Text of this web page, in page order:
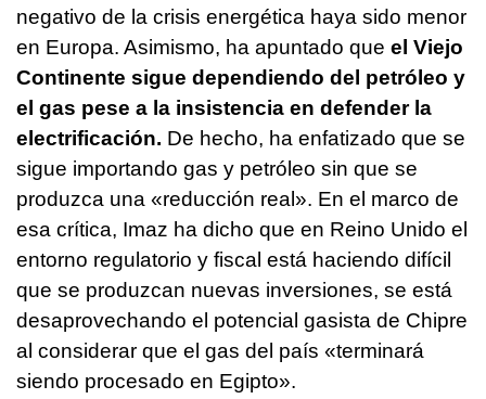
negativo de la crisis energética haya sido menor
en Europa. Asimismo, ha apuntado que el Viejo
Continente sigue dependiendo del petróleo y
el gas pese a la insistencia en defender la
electrificación. De hecho, ha enfatizado que se
sigue importando gas y petróleo sin que se
produzca una «reducción real». En el marco de
esa crítica, Imaz ha dicho que en Reino Unido el
entorno regulatorio y fiscal está haciendo difícil
que se produzcan nuevas inversiones, se está
desaprovechando el potencial gasista de Chipre
al considerar que el gas del país «terminará
siendo procesado en Egipto».